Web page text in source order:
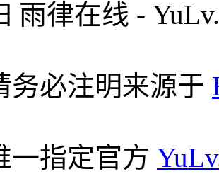
雨律在线 -
务必注明来源于
一指定官方